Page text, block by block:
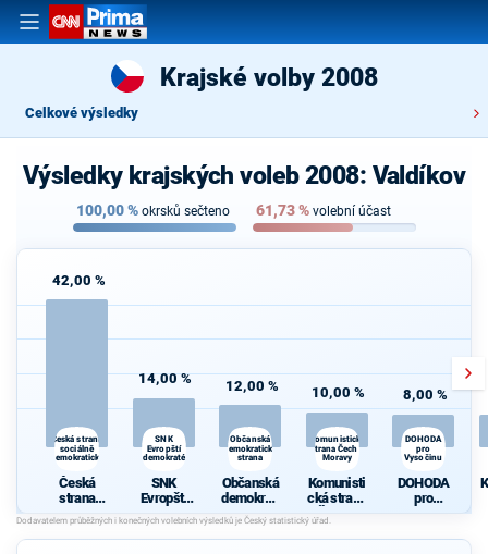
Krajské volby 2008
Celkové výsledky
Výsledky krajských voleb 2008: Valdíkov
100,00% okrsků sečteno 61,73% volební účast
42,00 %
Česká strana
sociálně
demokratická
Česká
strana
sociálně
demokrati
cká
14,00 %
SNK
Evropští
demokraté
SNK
Evropští
demokraté
12,00 %
Občanská
demokratická
strana
Občanská
demokrati
cká strana
10,00 %
Komunistická
strana Čech a
Moravy
Komunisti
cká strana
Čech a
Moravy
8,00 %
DOHODA
pro
Vysočinu
DOHODA
pro
Vysočinu